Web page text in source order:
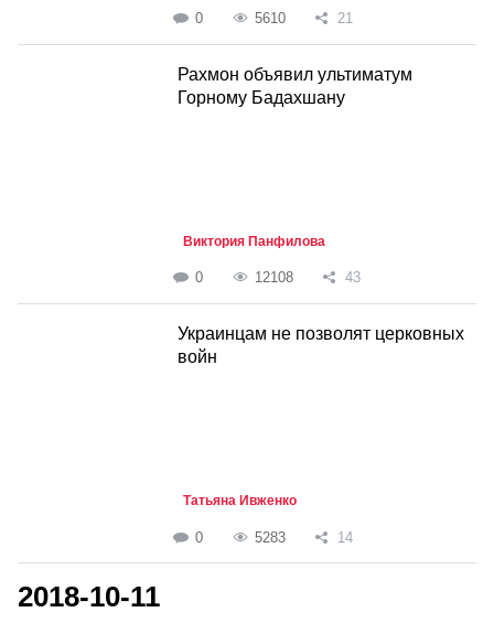
0 5610 21
Рахмон объявил ультиматум
Горному Бадахшану
Виктория Панфилова
0 12108 43
Украинцам не позволят церковных
войн
Татьяна Ивженко
0 5283 14
2018-10-11